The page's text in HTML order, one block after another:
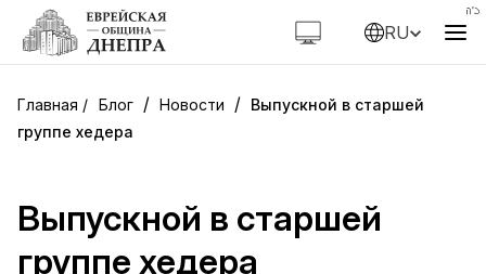
RU
Блог / Новости / Выпускной в старшей
группе хедера
Выпускной в старшей
группе хедера